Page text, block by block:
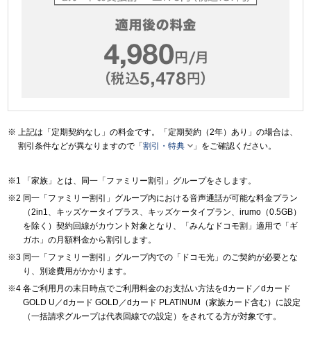
上記は「定期契約なし」の料金です。「定期契約（2年）あり」の場合は、
割引条件などが異なりますので「 割引・特典 」をご確認ください。
「家族」とは、同一「ファミリー割引」グループをさします。
同一「ファミリー割引」グループ内における音声通話が可能な料金プラン
（2in1、キッズケータイプラス、キッズケータイプラン、irumo（0.5GB）
を除く）契約回線がカウント対象となり、「みんなドコモ割」適用で「ギ
ガホ」の月額料金から割引します。
同一「ファミリー割引」グループ内での「ドコモ光」のご契約が必要とな
り、別途費用がかかります。
各ご利用月の末日時点でご利用料金のお支払い方法をdカード／dカード
GOLD U／dカード GOLD／dカード PLATINUM（家族カード含む）に設定
（一括請求グループは代表回線での設定）をされてる方が対象です。